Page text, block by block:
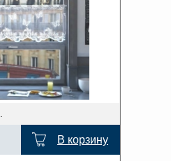
В корзину